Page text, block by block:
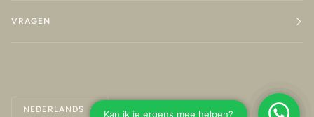
VRAGEN
Taal
NEDERLANDS